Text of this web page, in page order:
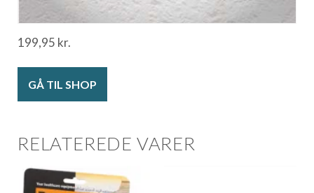
199,95 kr.
GÅ TIL SHOP
RELATEREDE VARER